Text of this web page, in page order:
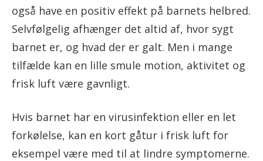
også have en positiv effekt på barnets helbred.
Selvfølgelig afhænger det altid af, hvor sygt
barnet er, og hvad der er galt. Men i mange
tilfælde kan en lille smule motion, aktivitet og
frisk luft være gavnligt.
Hvis barnet har en virusinfektion eller en let
forkølelse, kan en kort gåtur i frisk luft for
eksempel være med til at lindre symptomerne.